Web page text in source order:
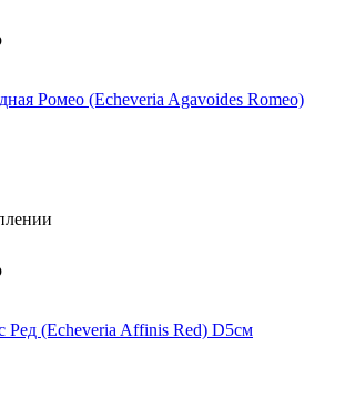
Ромео (Echeveria Agavoides Romeo)
(Echeveria Affinis Red) D5см